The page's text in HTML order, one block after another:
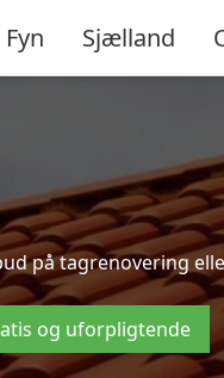
Fyn Sjælland
på tagrenovering
og uforpligtende